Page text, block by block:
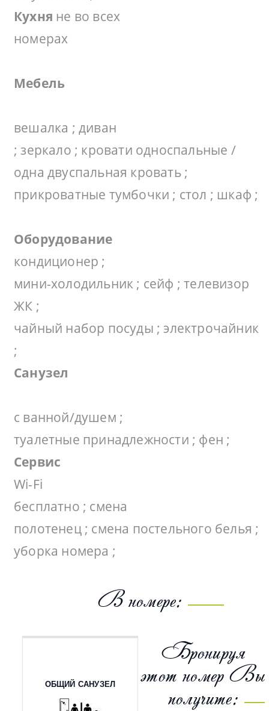
Кухня не во всех
номерах
Мебель
вешалка ; диван
; зеркало ; кровати односпальные /
одна двуспальная кровать ;
прикроватные тумбочки ; стол ; шкаф ;
Оборудование
кондиционер ;
мини-холодильник ; сейф ; телевизор
ЖК ;
чайный набор посуды ; электрочайник
;
Санузел
с ванной/душем ;
туалетные принадлежности ; фен ;
Сервис
Wi-Fi
бесплатно ; смена
полотенец ; смена постельного белья ;
уборка номера ;
В номере:
ОБЩИЙ САНУЗЕЛ
Бронируя
этот номер Вы
получите: